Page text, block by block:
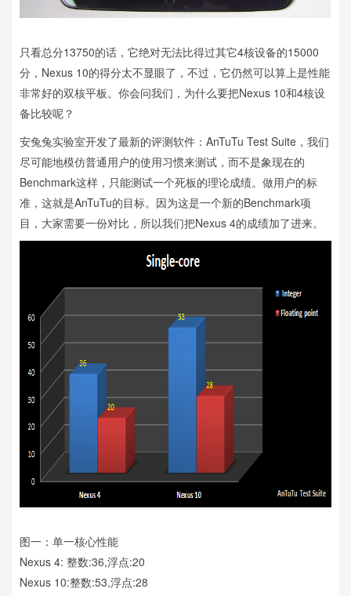
只看总分13750的话，它绝对无法比得过其它4核设备的15000
分，Nexus 10的得分太不显眼了，不过，它仍然可以算上是性能
非常好的双核平板。你会问我们，为什么要把Nexus 10和4核设
备比较呢？
安兔兔实验室开发了最新的评测软件：AnTuTu Test Suite，我们
尽可能地模仿普通用户的使用习惯来测试，而不是象现在的
Benchmark这样，只能测试一个死板的理论成绩。做用户的标
准，这就是AnTuTu的目标。因为这是一个新的Benchmark项
目，大家需要一份对比，所以我们把Nexus 4的成绩加了进来。
图一：单一核心性能
Nexus 4: 整数:36,浮点:20
Nexus 10:整数:53,浮点:28